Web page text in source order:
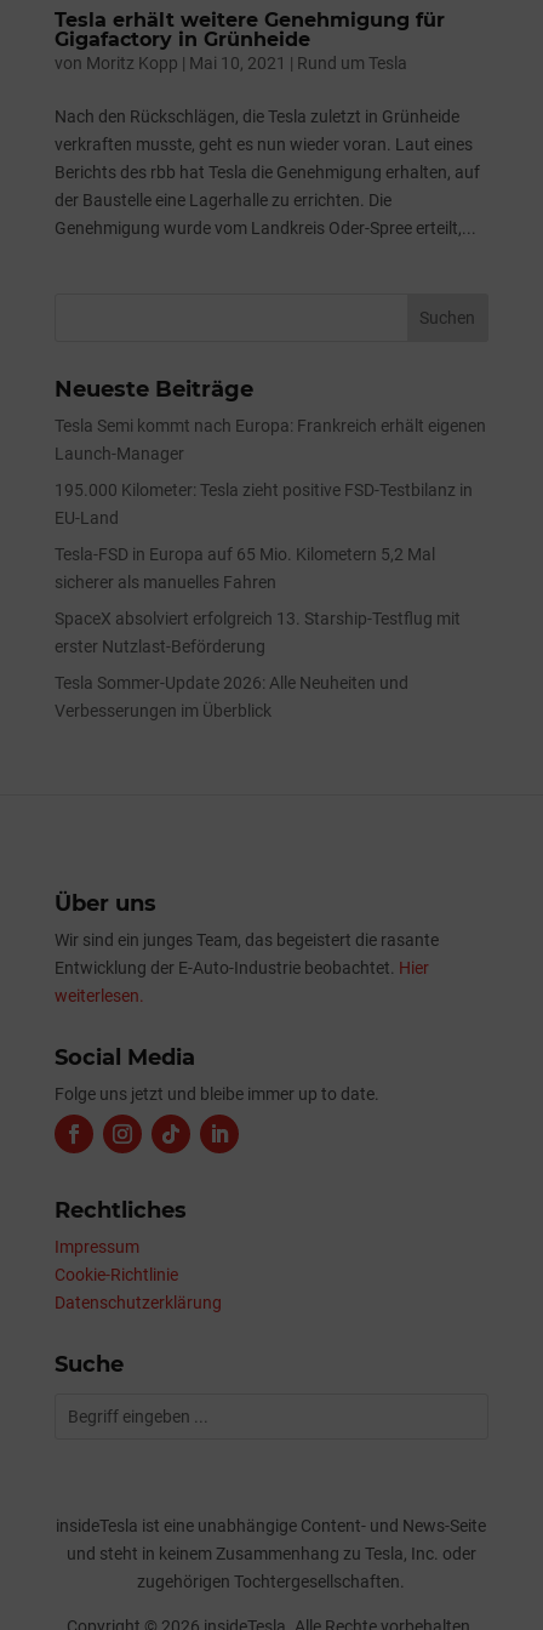
Tesla erhält weitere Genehmigung für
Gigafactory in Grünheide
von Moritz Kopp | Mai 10, 2021 | Rund um Tesla
Nach den Rückschlägen, die Tesla zuletzt in Grünheide
verkraften musste, geht es nun wieder voran. Laut eines
Berichts des rbb hat Tesla die Genehmigung erhalten, auf
der Baustelle eine Lagerhalle zu errichten. Die
Genehmigung wurde vom Landkreis Oder-Spree erteilt,...
Neueste Beiträge
Tesla Semi kommt nach Europa: Frankreich erhält eigenen
Launch-Manager
195.000 Kilometer: Tesla zieht positive FSD-Testbilanz in
EU-Land
Tesla-FSD in Europa auf 65 Mio. Kilometern 5,2 Mal
sicherer als manuelles Fahren
SpaceX absolviert erfolgreich 13. Starship-Testflug mit
erster Nutzlast-Beförderung
Tesla Sommer-Update 2026: Alle Neuheiten und
Verbesserungen im Überblick
Über uns
Wir sind ein junges Team, das begeistert die rasante
Entwicklung der E-Auto-Industrie beobachtet. Hier
weiterlesen.
Social Media
Folge uns jetzt und bleibe immer up to date.
Rechtliches
Impressum
Cookie-Richtlinie
Datenschutzerklärung
Suche
insideTesla ist eine unabhängige Content- und News-Seite
und steht in keinem Zusammenhang zu Tesla, Inc. oder
zugehörigen Tochtergesellschaften.